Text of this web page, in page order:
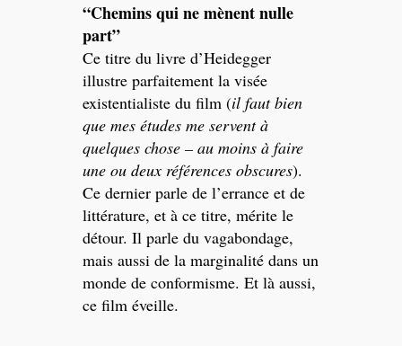
“Chemins qui ne mènent nulle
part”
Ce titre du livre d’Heidegger
illustre parfaitement la visée
existentialiste du film (il faut bien
que mes études me servent à
quelques chose – au moins à faire
une ou deux références obscures).
Ce dernier parle de l’errance et de
littérature, et à ce titre, mérite le
détour. Il parle du vagabondage,
mais aussi de la marginalité dans un
monde de conformisme. Et là aussi,
ce film éveille.